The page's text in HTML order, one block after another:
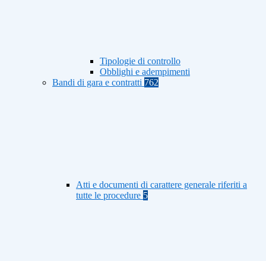
Tipologie di controllo
Obblighi e adempimenti
Bandi di gara e contratti 762
Atti e documenti di carattere generale riferiti a
tutte le procedure 5